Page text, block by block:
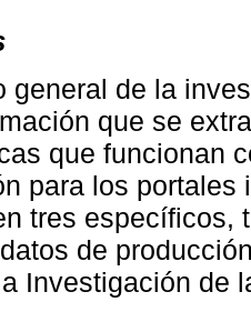
general de la
que se
que funcionan
para los
tres específicos,
de
Investigación de